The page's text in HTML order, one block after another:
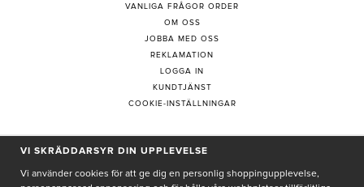
VANLIGA FRÅGOR ORDER
OM OSS
JOBBA MED OSS
REKLAMATION
LOGGA IN
KUNDTJÄNST
COOKIE-INSTÄLLNINGAR
PRENUMERERA PÅ NYHETSBREV
VI SKRÄDDARSYR DIN UPPLEVELSE
Vi använder cookies för att ge dig en personlig shoppingupplevelse,